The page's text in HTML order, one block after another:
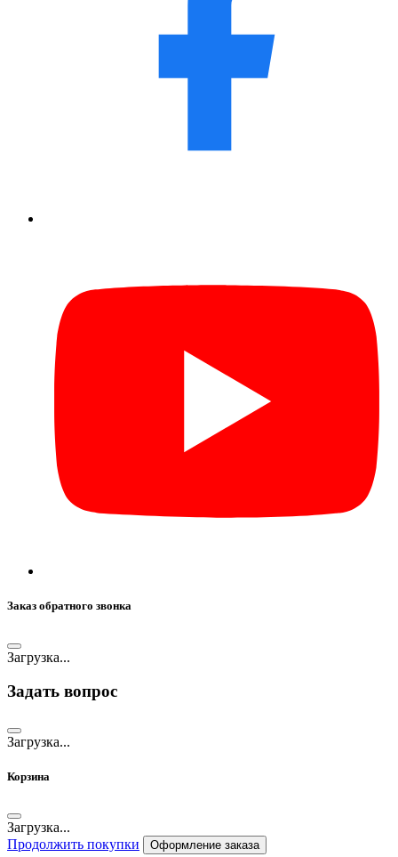
Заказ обратного звонка
Загрузка...
Задать вопрос
Загрузка...
Корзина
Загрузка...
Продолжить покупки
Оформление заказа